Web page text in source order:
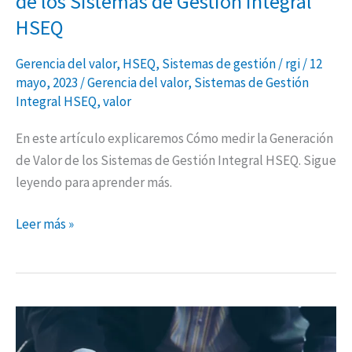
HSEQ
Gerencia del valor, HSEQ, Sistemas de gestión/rgi/12
mayo, 2023 /Gerencia del valor, Sistemas de Gestión
Integral HSEQ,valor
En este artículo explicaremos Cómo medir la Generación
de Valor de los Sistemas de Gestión Integral HSEQ. Sigue
leyendo para aprender más.
Integral
HSEQ
Leer más »
TRM